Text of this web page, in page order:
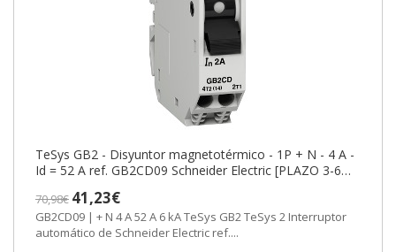
TeSys GB2 - Disyuntor magnetotérmico - 1P + N - 4 A -
Id = 52 A ref. GB2CD09 Schneider Electric [PLAZO 3-6
70,98€ 41,23€
GB2CD09 | + N 4 A 52 A 6 kA TeSys GB2 TeSys 2 Interruptor
automático de Schneider Electric ref....